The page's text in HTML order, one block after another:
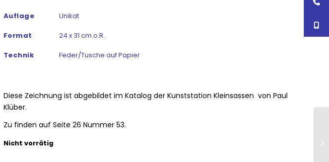
Auflage Unikat
Format 24 x 31 cm o.R.
Technik Feder/Tusche auf Papier
Diese Zeichnung ist abgebildet im Katalog der Kunststation Kleinsassen von Paul
Klüber.
Zu finden auf Seite 26 Nummer 53.
Nicht vorrätig